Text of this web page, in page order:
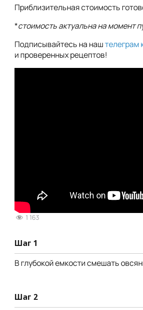
Приблизительная стоимость
*стоимость актуальна на момент
Подписывайтесь на наштелеграм
и проверенных рецептов!
1 163
Шаг 1
В глубокой емкости смешать
Шаг 2